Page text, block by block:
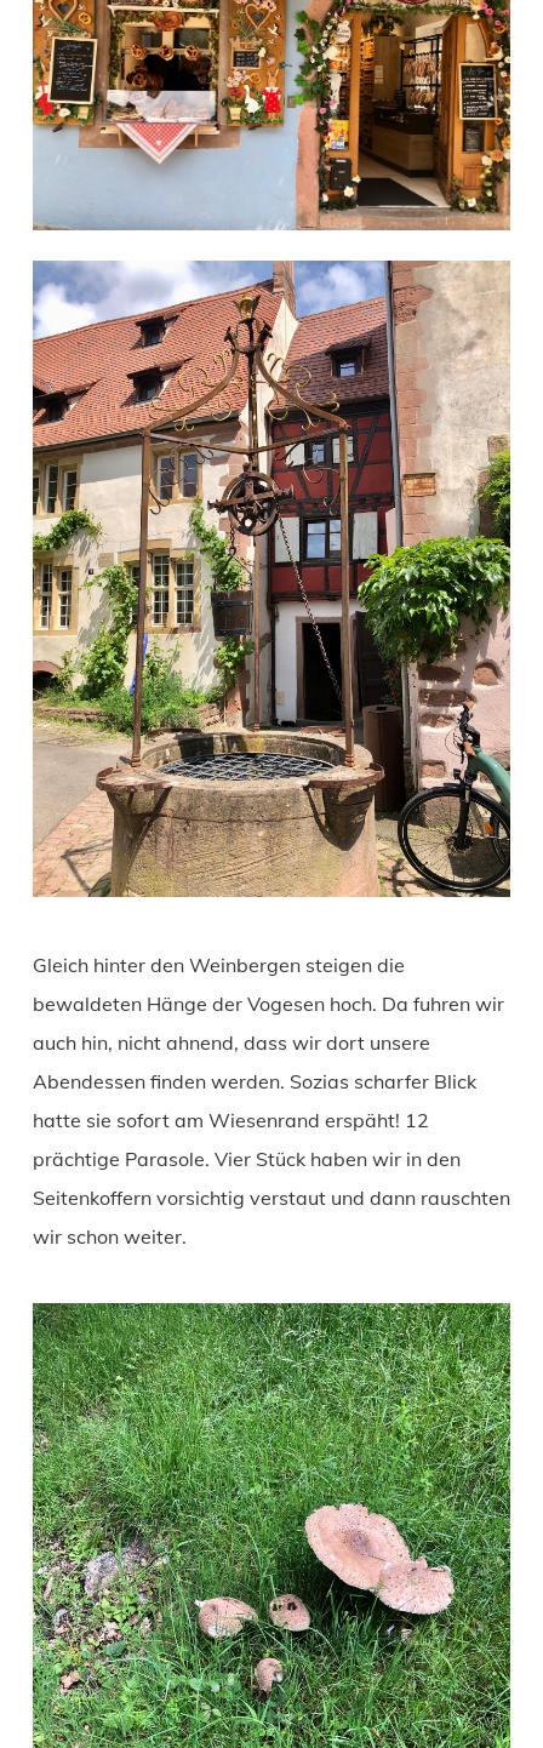
Gleich hinter den Weinbergen steigen die
bewaldeten Hänge der Vogesen hoch. Da fuhren wir
auch hin, nicht ahnend, dass wir dort unsere
Abendessen finden werden. Sozias scharfer Blick
hatte sie sofort am Wiesenrand erspäht! 12
prächtige Parasole. Vier Stück haben wir in den
Seitenkoffern vorsichtig verstaut und dann rauschten
wir schon weiter.